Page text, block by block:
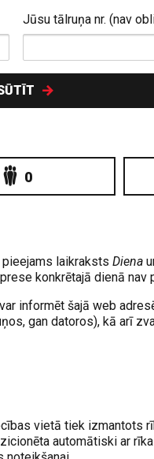
Jūsu tālruņa nr. (nav
0
laikraksts Diena
konkrētajā dienā nav
informēt šajā web
gan datoros), kā arī
vietā tiek izmantots
automātiski ar